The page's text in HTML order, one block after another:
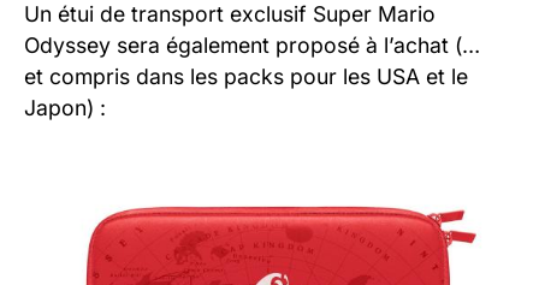
Un étui de transport exclusif Super Mario
Odyssey sera également proposé à l’achat (…
et compris dans les packs pour les USA et le
Japon) :